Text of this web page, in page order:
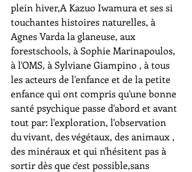
plein hiver,A Kazuo Iwamura et ses si
touchantes histoires naturelles, à
Agnes Varda la glaneuse, aux
forestschools, à Sophie Marinapoulos,
à l'OMS, à Sylviane Giampino , à tous
les acteurs de l'enfance et de la petite
enfance qui ont compris qu'une bonne
santé psychique passe d'abord et avant
tout par: l'exploration, l'observation
du vivant, des végétaux, des animaux ,
des minéraux et qui n'hésitent pas à
sortir dès que c'est possible,sans